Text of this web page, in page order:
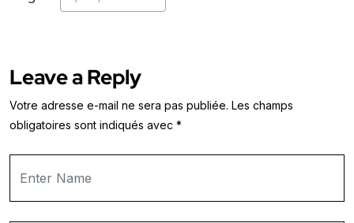
Leave a Reply
Votre adresse e-mail ne sera pas publiée. Les champs
obligatoires sont indiqués avec *